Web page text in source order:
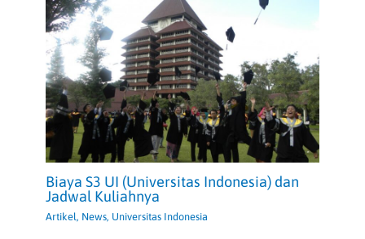
Biaya S3 UI (Universitas Indonesia) dan
Jadwal Kuliahnya
Artikel, News, Universitas Indonesia